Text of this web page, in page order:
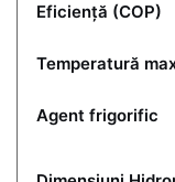
Eficiență (COP)
Temperatură
Agent frigorific